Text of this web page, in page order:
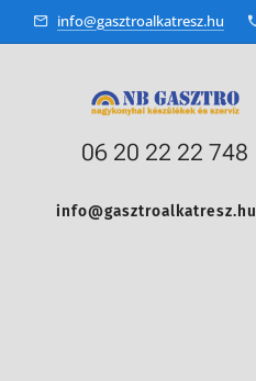
info@gasztroalkatresz.hu
06 20 22 22 748
info@gasztroalkatresz.hu